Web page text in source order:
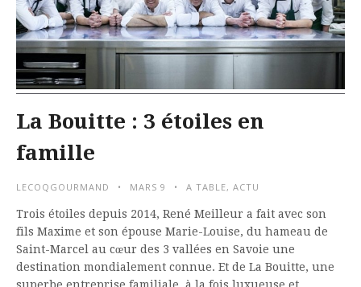
La Bouitte : 3 étoiles en
famille
LECOQGOURMAND MARS 9 A TABLE, ACTU
Trois étoiles depuis 2014, René Meilleur a fait avec son
fils Maxime et son épouse Marie-Louise, du hameau de
Saint-Marcel au cœur des 3 vallées en Savoie une
destination mondialement connue. Et de La Bouitte, une